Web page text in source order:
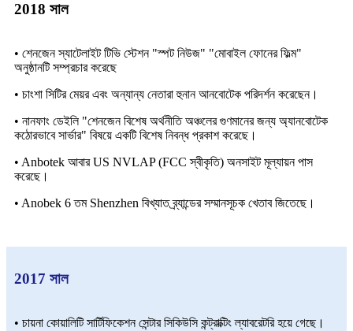
2018 সাল
• শেনজেন স্যাটেলাইট টিভি স্টেশন "স্পট নিউজ" "মোবাইল ফোনের ফিল্ম"
অনুষ্ঠানটি সম্প্রচার করেছে
• চাংশা সিটির মেয়র এবং অন্যান্য নেতারা হুনান আনবোটেক পরিদর্শন করেছেন।
• নানফাং ডেইলি "শেনজেন বিশেষ অর্থনীতি অঞ্চলের গুণমানের জন্য অ্যানবোটেক
কঠোরভাবে সার্ভার" বিষয়ে একটি বিশেষ নিবন্ধ প্রকাশ করেছে।
• Anbotek আবার US NVLAP (FCC স্বীকৃতি) অনসাইট মূল্যায়ন পাস
করেছে।
• Anobek 6 তম Shenzhen বিখ্যাত ব্র্যান্ডের সম্মানসূচক খেতাব জিতেছে।
2017 সাল
• চায়না কোয়ালিটি সার্টিফিকেশন সেন্টার সিকিউসি কন্ট্রাক্টিং ল্যাবরেটরি হয়ে গেছে।